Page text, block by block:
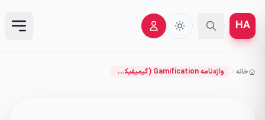
HA
خانه واژه‌نامه Gamification (گیمیفیکیشن)